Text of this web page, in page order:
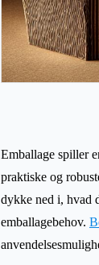
Emballage spiller
praktiske og
dykke ned i, hvad
emballagebehov.